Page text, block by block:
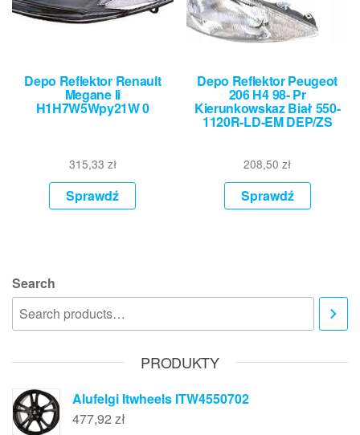
Depo Reflektor Renault
Megane Ii
H1H7W5Wpy21W 0
315,33 zł
Sprawdź
Depo Reflektor Peugeot
206 H4 98- Pr
Kierunkowskaz Biał 550-
1120R-LD-EM DEP/ZS
208,50zł
Sprawdź
Search
PRODUKTY
Alufelgi Itwheels ITW4550702
477,92 zł